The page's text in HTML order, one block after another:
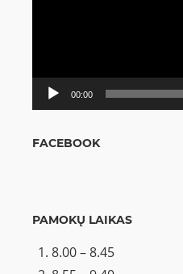
00:00
FACEBOOK
PAMOKŲ LAIKAS
8.00 – 8.45